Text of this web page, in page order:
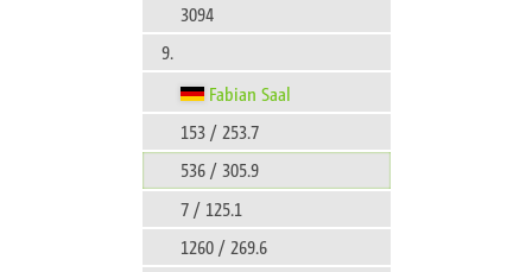
3094
9.
Fabian Saal
153 / 253.7
536 / 305.9
7 / 125.1
1260 / 269.6